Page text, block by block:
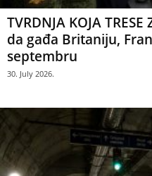
TVRDNJA KOJA
da gađa Britaniju,
septembru
30. July 2026.